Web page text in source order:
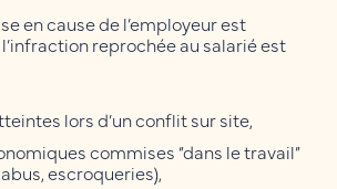
en cause de l’employeur est
reprochée au salarié est
lors d’un conflit sur site,
commises “dans le travail”
escroqueries),